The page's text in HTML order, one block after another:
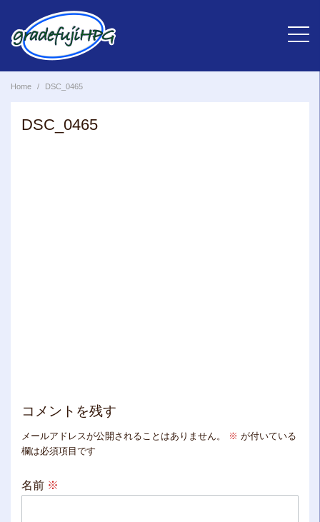
content
Home DSC_0465
DSC_0465
コメントを残す
メールアドレスが公開されることはありません。 ※ が付いている
欄は必須項目です
名前 ※